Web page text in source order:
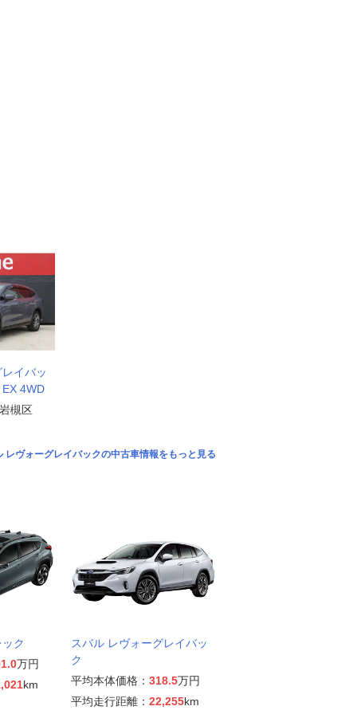
イバッ
4WD
槻区
レヴォーグレイバックの中古車情報をもっと見る
ク
万円
km
スバル レヴォーグレイバッ
ク
平均本体価格： 318.5万円
平均走行距離： 22,255km